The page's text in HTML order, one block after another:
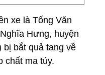
xe là Tống Văn
Hưng, huyện
bị bắt quả tang về
chất ma túy.